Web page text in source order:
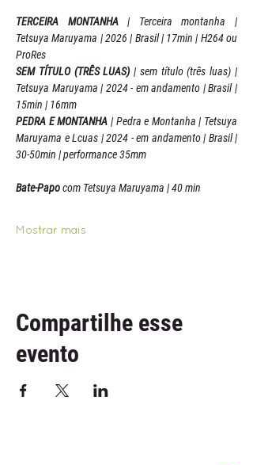
TERCEIRA MONTANHA | Terceira montanha |
Tetsuya Maruyama | 2026 | Brasil | 17min | H264 ou
ProRes
SEM TÍTULO (TRÊS LUAS) | sem título (três luas) |
Tetsuya Maruyama | 2024 - em andamento | Brasil |
15min | 16mm
PEDRA E MONTANHA | Pedra e Montanha | Tetsuya
Maruyama e Lcuas | 2024 - em andamento | Brasil |
30-50min | performance 35mm
Bate-Papo com Tetsuya Maruyama | 40 min
Mostrar mais
Compartilhe esse
evento